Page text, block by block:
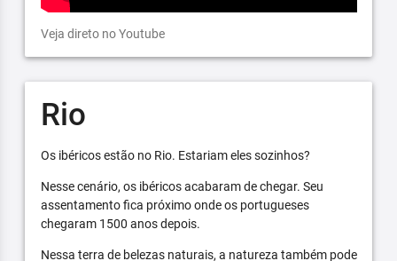
Veja direto no Youtube
Rio
Os ibéricos estão no Rio. Estariam eles sozinhos?
Nesse cenário, os ibéricos acabaram de chegar. Seu
assentamento fica próximo onde os portugueses
chegaram 1500 anos depois.
Nessa terra de belezas naturais, a natureza também pode